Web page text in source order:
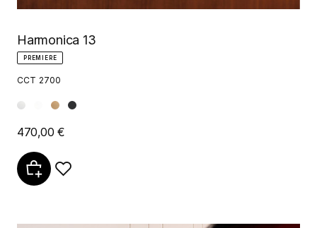
Harmonica 13
PREMIERE
CCT 2700
470,00 €